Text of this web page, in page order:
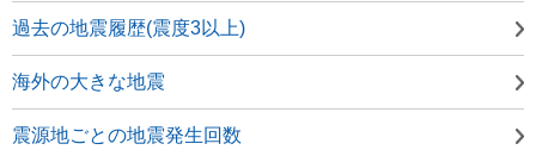
過去の地震履歴(震度3以上)
海外の大きな地震
震源地ごとの地震発生回数